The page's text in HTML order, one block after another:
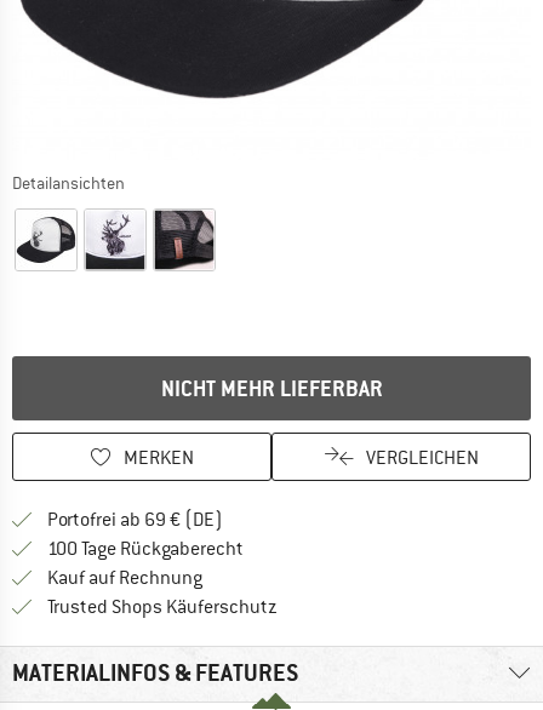
Detailansichten
NICHT MEHR LIEFERBAR
MERKEN VERGLEICHEN
Portofrei ab 69 € (DE)
100 Tage Rückgaberecht
Kauf auf RechnungFinde die Zahlungs-Infos hier! Öffnet
Trusted Shops Käuferschutz
MATERIALINFOS & FEATURES